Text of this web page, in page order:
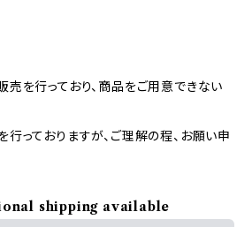
売を行っており、商品をご用意できない
っておりますが、ご理解の程、お願い申
shipping available